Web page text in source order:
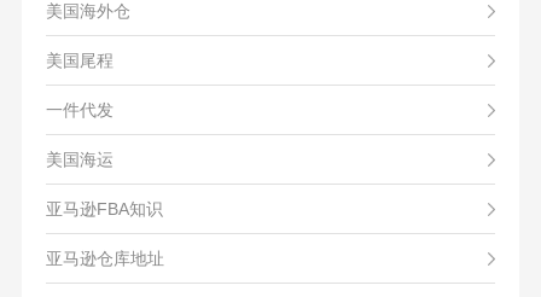
美国海外仓
美国尾程
一件代发
美国海运
亚马逊FBA知识
亚马逊仓库地址